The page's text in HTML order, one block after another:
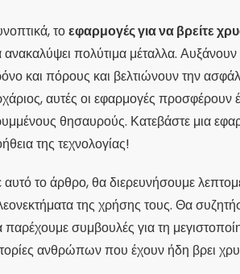
τοεφαρμογές για να βρείτε
ανακαλύψει πολύτιμα μέταλλα.
και πόρους και βελτιώνουν την
αυτές οι εφαρμογές προσφέρουν
θησαυρούς. Κατεβάστε μια
της τεχνολογίας!
αυτό το άρθρο, θα διερευνήσουμε
της χρήσης τους. Θα
παρέχουμε συμβουλές για τη
ανθρώπων που έχουν ήδη βρει